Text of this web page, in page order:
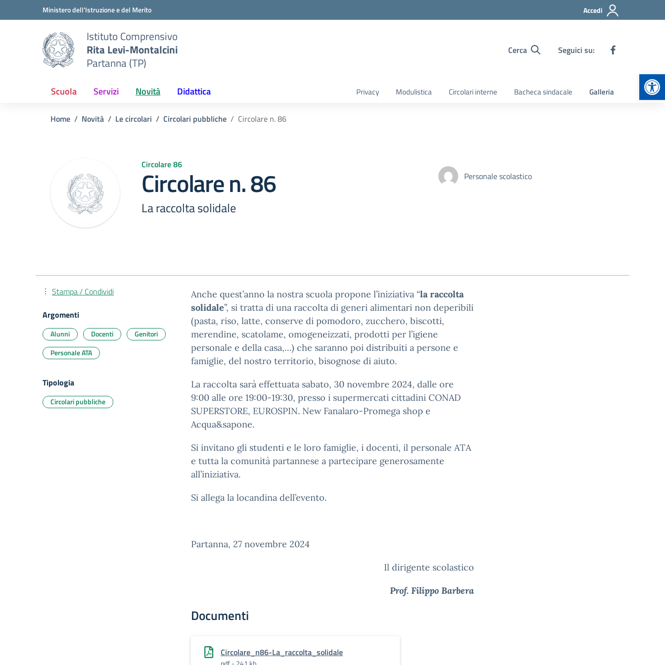
Vai ai contenuti
Vai al menu di navigazioneMinistero dell'Istruzione e del Merito Accedi
Istituto Comprensivo
Rita Levi-Montalcini
Partanna (TP)
Cerca Seguici su:
Scuola Servizi Novità Didattica Privacy Modulistica Circolari interne Bacheca sindacale Galleria
Home Novità Le circolari Circolari pubbliche Circolare n. 86
Circolare 86
Circolare n. 86
La raccolta solidale
Personale scolastico
Anche quest’anno la nostra scuola propone l’iniziativa “la raccolta
solidale”, si tratta di una raccolta di generi alimentari non deperibili
(pasta, riso, latte, conserve di pomodoro, zucchero, biscotti,
merendine, scatolame, omogeneizzati, prodotti per l’igiene
personale e della casa,…) che saranno poi distribuiti a persone e
famiglie, del nostro territorio, bisognose di aiuto.
La raccolta sarà effettuata sabato, 30 novembre 2024, dalle ore
9:00 alle ore 19:00-19:30, presso i supermercati cittadini CONAD
SUPERSTORE, EUROSPIN. New Fanalaro-Promega shop e
Acqua&sapone.
Si invitano gli studenti e le loro famiglie, i docenti, il personale ATA
e tutta la comunità partannese a partecipare generosamente
all’iniziativa.
Si allega la locandina dell’evento.
Partanna, 27 novembre 2024
Il dirigente scolastico
Prof. Filippo Barbera
Documenti
Circolare_n86-La_raccolta_solidale
Stampa / Condividi
Argomenti
Alunni Docenti
Genitori
Personale ATA
Tipologia
Circolari pubbliche